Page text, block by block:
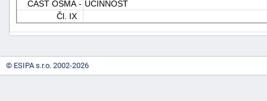
ČÁST OSMÁ - ÚČINNOST
Čl. IX
"náhradě
škod"
© ESIPA s.r.o. 2002-2026